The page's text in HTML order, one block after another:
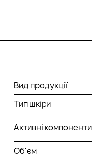
Вид продукції
Тип шкіри
Активні компоненти
Об'єм